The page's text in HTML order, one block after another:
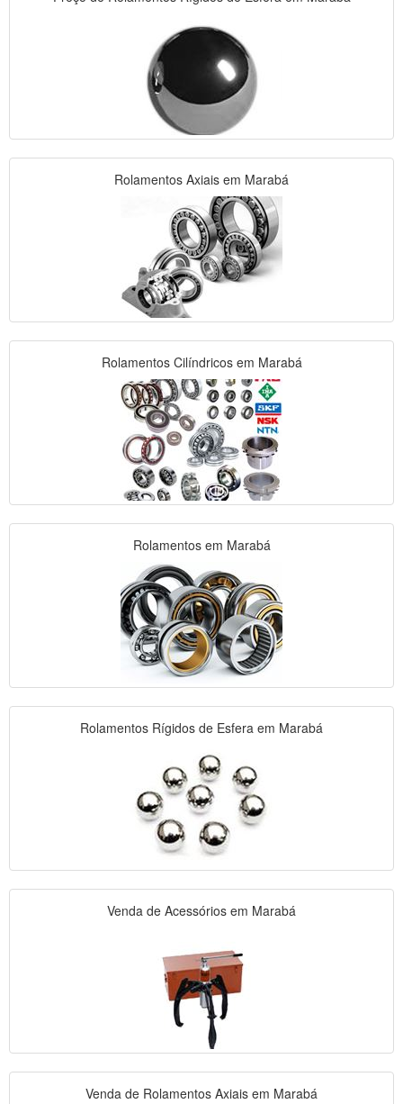
Rolamentos Axiais em Marabá
Rolamentos Cilíndricos em Marabá
Rolamentos em Marabá
Rolamentos Rígidos de Esfera em Marabá
Venda de Acessórios em Marabá
Venda de Rolamentos Axiais em Marabá